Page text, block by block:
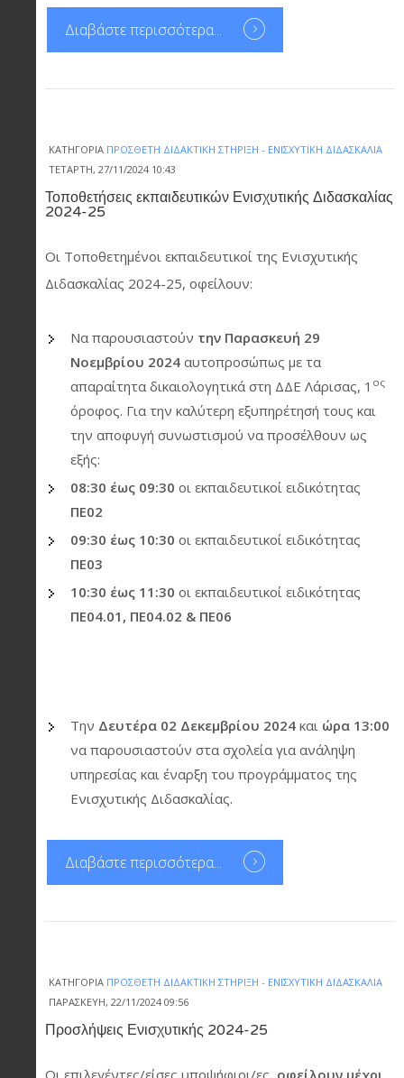
Διαβάστε περισσότερα...
ΚΑΤΗΓΟΡΊΑ ΠΡΌΣΘΕΤΗ ΔΙΔΑΚΤΙΚΉ ΣΤΉΡΙΞΗ - ΕΝΙΣΧΥΤΙΚΉ ΔΙΔΑΣΚΑΛΊΑ
ΤΕΤΆΡΤΗ, 27/11/2024 10:43
Τοποθετήσεις εκπαιδευτικών Ενισχυτικής Διδασκαλίας
2024-25
Οι Τοποθετημένοι εκπαιδευτικοί της Ενισχυτικής
Διδασκαλίας 2024-25, οφείλουν:
Να παρουσιαστούν την Παρασκευή 29
Νοεμβρίου 2024 αυτοπροσώπως με τα
απαραίτητα δικαιολογητικά στη ΔΔΕ Λάρισας, 1 ος
όροφος. Για την καλύτερη εξυπηρέτησή τους και
την αποφυγή συνωστισμού να προσέλθουν ως
εξής:
08:30 έως 09:30 οι εκπαιδευτικοί ειδικότητας
ΠΕ02
09:30 έως 10:30 οι εκπαιδευτικοί ειδικότητας
ΠΕ03
10:30 έως 11:30 οι εκπαιδευτικοί ειδικότητας
ΠΕ04.01, ΠΕ04.02 & ΠΕ06
Την Δευτέρα 02 Δεκεμβρίου 2024 και ώρα 13:00
να παρουσιαστούν στα σχολεία για ανάληψη
υπηρεσίας και έναρξη του προγράμματος της
Ενισχυτικής Διδασκαλίας.
Διαβάστε περισσότερα...
ΚΑΤΗΓΟΡΊΑ ΠΡΌΣΘΕΤΗ ΔΙΔΑΚΤΙΚΉ ΣΤΉΡΙΞΗ - ΕΝΙΣΧΥΤΙΚΉ ΔΙΔΑΣΚΑΛΊΑ
ΠΑΡΑΣΚΕΥΉ, 22/11/2024 09:56
Προσλήψεις Ενισχυτικής 2024-25
Οι επιλεγέντες/είσες υποψήφιοι/ες, οφείλουν μέχρι